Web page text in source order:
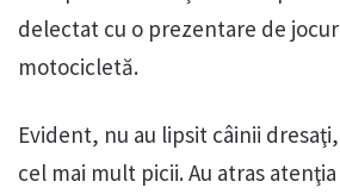
delectat cu o prezentare de
motocicletă.
Evident, nu au lipsit câinii
cel mai mult picii. Au atras